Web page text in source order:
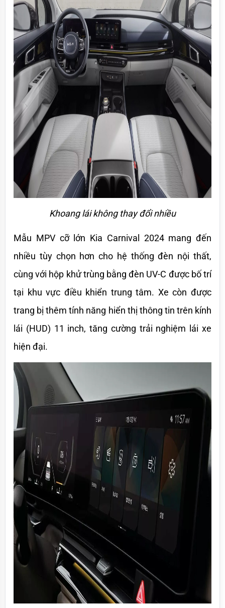
Khoang lái không thay đổi nhiều
Mẫu MPV cỡ lớn Kia Carnival 2024 mang đến
nhiều tùy chọn hơn cho hệ thống đèn nội thất,
cùng với hộp khử trùng bằng đèn UV-C được bố trí
tại khu vực điều khiển trung tâm. Xe còn được
trang bị thêm tính năng hiển thị thông tin trên kính
lái (HUD) 11 inch, tăng cường trải nghiệm lái xe
hiện đại.